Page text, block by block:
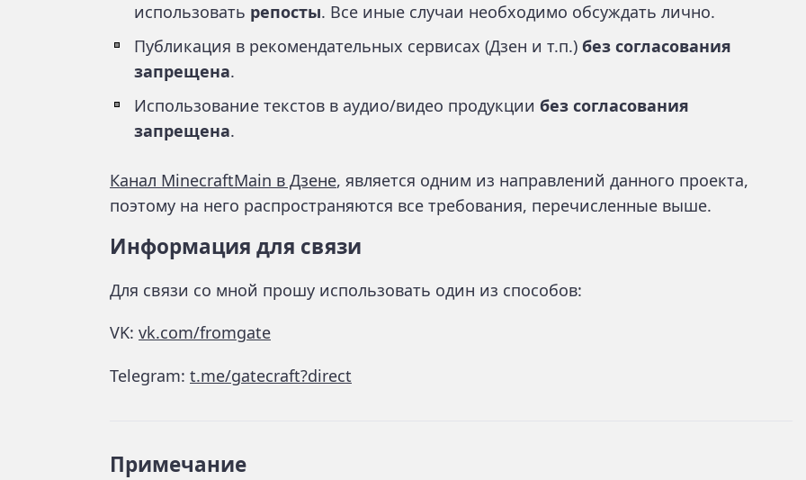
использовать репосты. Все иные случаи необходимо обсуждать лично.
Публикация в рекомендательных сервисах (Дзен и т.п.) без согласования
запрещена.
Использование текстов в аудио/видео продукции без согласования
запрещена.
Канал MinecraftMain в Дзене, является одним из направлений данного проекта,
поэтому на него распространяются все требования, перечисленные выше.
Информация для связи
Для связи со мной прошу использовать один из способов:
VK: vk.com/fromgate
Telegram: t.me/gatecraft?direct
Примечание